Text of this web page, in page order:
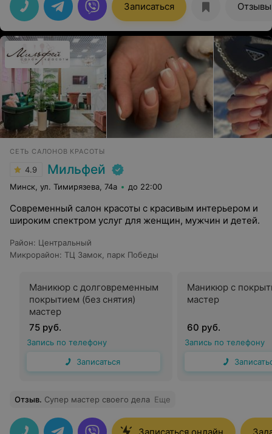
Записаться Отзывы
СЕТЬ САЛОНОВ КРАСОТЫ
4.9 Мильфей
Минск, ул. Тимирязева, 74а до 22:00
Современный салон красоты с красивым интерьером и
широким спектром услуг для женщин, мужчин и детей.
Район: Центральный
Микрорайон: ТЦ Замок парк Победы
Маникюр с долговременным
покрытием (без снятия)
мастер
75 руб.
Запись по телефону
Записаться
Маникюр с
мастер
60 руб.
Запись по телефону
Отзыв. Супер мастер своего дела Еще